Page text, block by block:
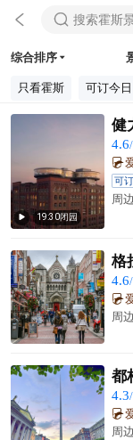
  搜索霍斯
综合排序 
只看霍斯 可订今日
 19:30闭园
健
4.6
可
周
格
4.6
周
都
4.3
周